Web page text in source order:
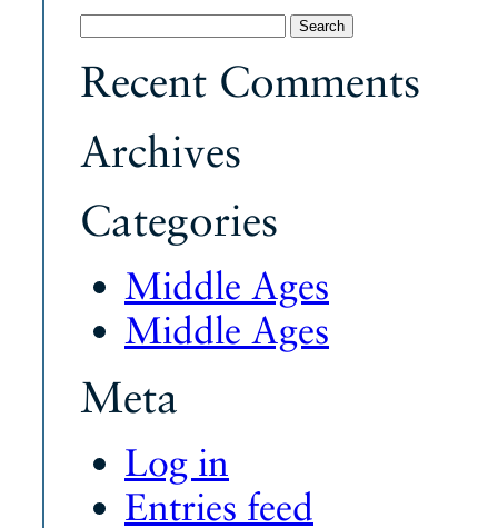
for:
Recent Comments
Archives
Categories
Middle Ages
Middle Ages
Meta
Log in
Entries feed